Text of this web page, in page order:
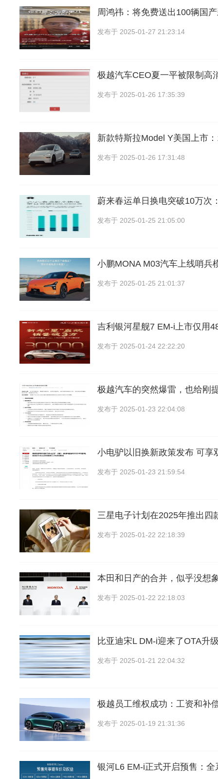
周鸿祎：将免费送出100辆国
发布于 2025-01-27 21:23:14
极越汽车CEO夏一平被限制高
发布于 2025-01-26 17:35:39
新款特斯拉Model Y美国上市
发布于 2025-01-26 17:31:48
蔚来春运单日换电突破10万次
发布于 2025-01-25 21:05:00
小鹏MONA M03汽车上线哨兵
发布于 2025-01-25 21:01:37
吉利银河星舰7 EM-i上市仅用
发布于 2025-01-24 22:22:20
极越汽车的突然爆雷，也给刚
发布于 2025-01-23 22:04:08
小电驴以旧换新政策发布 可享
发布于 2025-01-23 21:59:54
三星电子计划在2025年推出四
发布于 2025-01-22 22:18:39
本田和日产的合并，似乎没想
发布于 2025-01-22 22:18:03
比亚迪宋L DM-i迎来了OTA升
发布于 2025-01-21 22:04:32
极越员工维权成功：工资和补
发布于 2025-01-19 21:31:36
银河L6 EM-i正式开启预售：全